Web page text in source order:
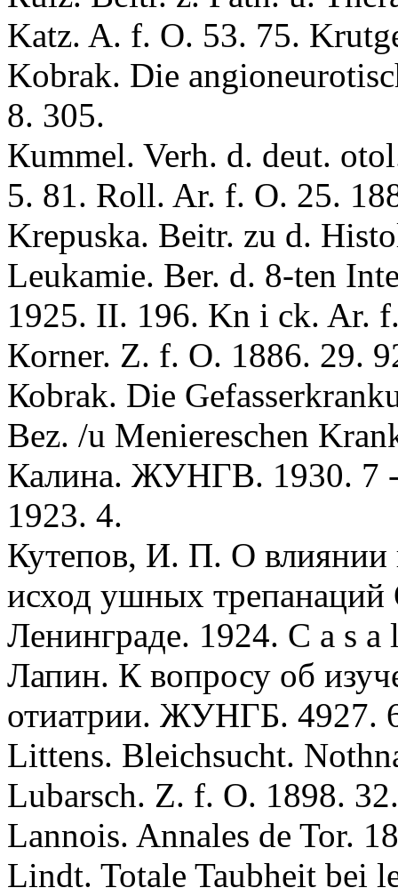
Katz. A. f. O. 53. 75.
Kobrak. Die
8. 305.
Кummel. Verh. d. deut.
5. 81. Roll. Ar. f. O. 25.
Krepuska. Beitr. zu d.
Leukamie. Ber. d. 8-ten
1925. II. 196. Kn i ck. Ar.
Кorner. Z. f. O. 1886. 29.
Коbrak. Die
Bez. /u Meniereschen
Калина. ЖУНГВ. 1930. 7 -
1923. 4.
Кутeпов, И. П. О влиянии
исход ушных
Ленинграде. 1924. С a s
Лапин. К вопросу об
отиатрии. ЖУНГБ. 4927.
Littens. Bleichsucht.
Lubarsсh. Z. f. O. 1898. 32.
Lannоis. Annales de Tor.
Lindt. Totale Taubheit bei